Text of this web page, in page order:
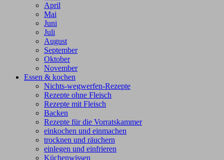
April
Mai
Juni
Juli
August
September
Oktober
November
Essen & kochen
Nichts-wegwerfen-Rezepte
Rezepte ohne Fleisch
Rezepte mit Fleisch
Backen
Rezepte für die Vorratskammer
einkochen und einmachen
trocknen und räuchern
einlegen und einfrieren
Küchenwissen